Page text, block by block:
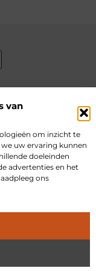
van
om inzicht te
uw ervaring kunnen
doeleinden
advertenties en het
ons
Ons team
Cookiebeleid (EU)
Autoriteit Geeft
Hoe Jij Online Verdient
All Rights Reserved © 2025